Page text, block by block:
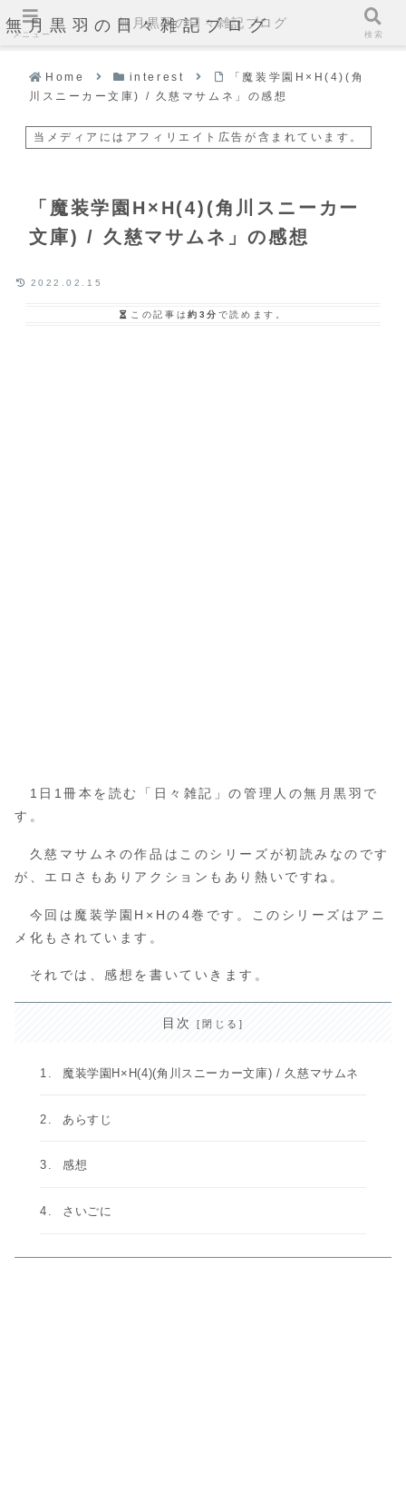
無月黒羽の日々雑記ブログ
Home interest
「魔装学園H×H(4)(角
川スニーカー文庫) / 久慈マサムネ」の感想
当メディアにはアフィリエイト広告が含まれています。
「魔装学園H×H(4)(角川スニーカー
文庫) / 久慈マサムネ」の感想
2022.02.15
この記事は約3分 で読めます。
1日1冊本を読む「日々雑記」の管理人の無月黒羽で
す。
久慈マサムネの作品はこのシリーズが初読みなのです
が、エロさもありアクションもあり熱いですね。
今回は魔装学園H×Hの4巻です。このシリーズはアニ
メ化もされています。
それでは、感想を書いていきます。
目次
魔装学園H×H(4)(角川スニーカー文庫) / 久慈マサムネ
あらすじ
感想
さいごに
メニュー
無月黒羽の日々雑記ブログ
検索